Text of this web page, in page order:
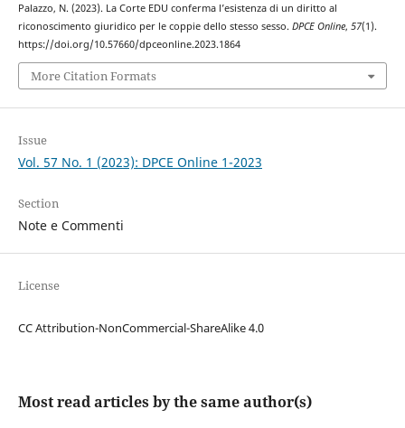
Palazzo, N. (2023). La Corte EDU conferma l’esistenza di un diritto al
riconoscimento giuridico per le coppie dello stesso sesso. DPCE Online, 57(1).
https://doi.org/10.57660/dpceonline.2023.1864
More Citation Formats
Issue
Vol. 57 No. 1 (2023): DPCE Online 1-2023
Section
Note e Commenti
License
CC Attribution-NonCommercial-ShareAlike 4.0
Most read articles by the same author(s)